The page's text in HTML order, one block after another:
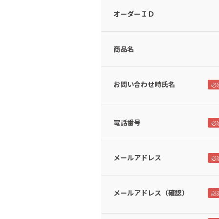
オーダーＩＤ
商品名
お問い合わせ時氏名
電話番号
メールアドレス
メールアドレス（確認）